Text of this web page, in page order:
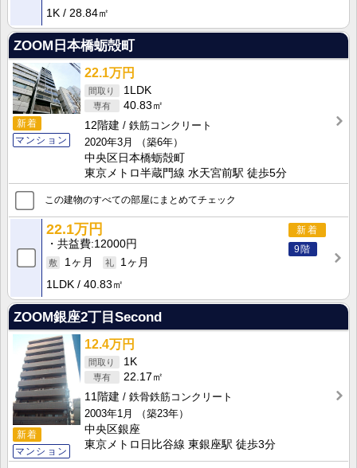
1K 28.84㎡
ZOOM日本橋蛎殻町
新着
マンション
22.1万円
1LDK
40.83㎡
12階建
鉄筋コンクリート
2020年3月
（築6年）
中央区日本橋蛎殻町
東京メトロ半蔵門線 水天宮前駅 徒歩5分
この建物のすべての部屋にまとめてチェック
新着
9階
22.1万円
共益費 12000円
1ヶ月
1ヶ月
1LDK
40.83㎡
ZOOM銀座2丁目Second
新着
マンション
12.4万円
1K
22.17㎡
11階建
鉄骨鉄筋コンクリート
2003年1月
（築23年）
中央区銀座
東京メトロ日比谷線 東銀座駅 徒歩3分